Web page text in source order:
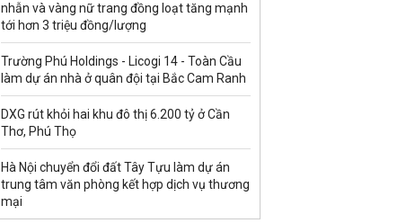
nhẫn và vàng nữ trang đồng loạt tăng mạnh
tới hơn 3 triệu đồng/lượng
Trường Phú Holdings - Licogi 14 - Toàn Cầu
làm dự án nhà ở quân đội tại Bắc Cam Ranh
DXG rút khỏi hai khu đô thị 6.200 tỷ ở Cần
Thơ, Phú Thọ
Hà Nội chuyển đổi đất Tây Tựu làm dự án
trung tâm văn phòng kết hợp dịch vụ thương
mại